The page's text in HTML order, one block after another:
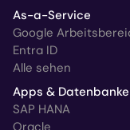
As-a-Service
Google
Entra ID
Alle sehen
Apps &
SAP HANA
Oracle